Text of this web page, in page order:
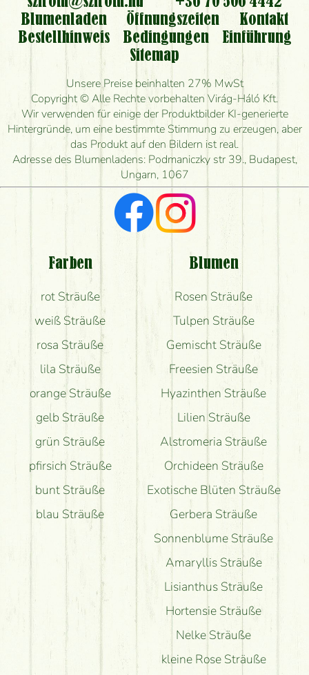
Kann ich den bestellten Blumenstrauß persönlich
nehmen oder nur per Blumenversand?
Ist eine Bestellung für ländliche Gebiete möglich?
Wie lange kann ich heute Blumen mit Lieferung
bestellen?
Wie schnell können Sie den Blumenstrauß
herstellen und wann können Sie ihn frühestens
liefern?
Ich suche rote Rosen, hast du welche?
Welche Rückmeldungen bekomme ich zum
Blumenversand?
Bekomme ich wirklich, was auf dem Bild zu sehen
Blumenladen
Öffnungszeiten
Kontakt
Bestellhinweis
Bedingungen
Einführung
Sitemap
Unsere Preise beinhalten 27% MwSt
Copyright © Alle Rechte vorbehalten Virág-Háló Kft.
Wir verwenden für einige der Produktbilder KI-generierte
Hintergründe, um eine bestimmte Stimmung zu erzeugen, aber
das Produkt auf den Bildern ist real.
Adresse des Blumenladens: Podmaniczky str 39., Budapest,
Ungarn, 1067
Farben
rot Sträuße
weiß Sträuße
rosa Sträuße
lila Sträuße
orange Sträuße
gelb Sträuße
grün Sträuße
pfirsich Sträuße
bunt Sträuße
blau Sträuße
Blumen
Rosen Sträuße
Tulpen Sträuße
Gemischt Sträuße
Freesien Sträuße
Hyazinthen Sträuße
Lilien Sträuße
Alstromeria Sträuße
Orchideen Sträuße
Exotische Blüten Sträuße
Gerbera Sträuße
Sonnenblume Sträuße
Amaryllis Sträuße
Lisianthus Sträuße
Hortensie Sträuße
Nelke Sträuße
kleine Rose Sträuße